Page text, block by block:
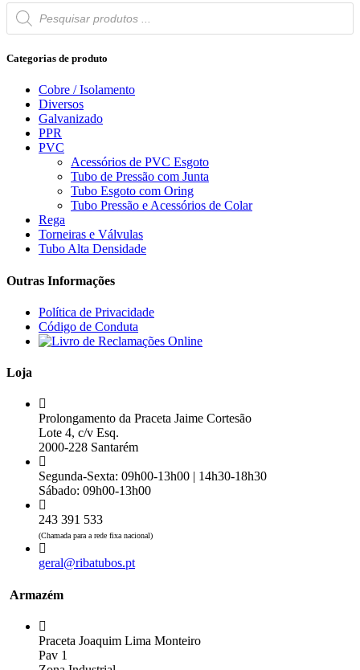
Products
search
Categorias de produto
Cobre / Isolamento
Diversos
Galvanizado
PPR
PVC
Acessórios de PVC Esgoto
Tubo de Pressão com Junta
Tubo Esgoto com Oring
Tubo Pressão e Acessórios de Colar
Rega
Torneiras e Válvulas
Tubo Alta Densidade
Outras Informações
Política de Privacidade
Código de Conduta
Loja
Prolongamento da Praceta Jaime Cortesão
Lote 4, c/v Esq.
2000-228 Santarém
Segunda-Sexta: 09h00-13h00 | 14h30-18h30
Sábado: 09h00-13h00
243 391 533
(Chamada para a rede fixa nacional)
geral@ribatubos.pt
Armazém
Praceta Joaquim Lima Monteiro
Pav 1